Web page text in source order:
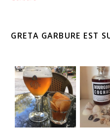
GRETA GARBURE EST